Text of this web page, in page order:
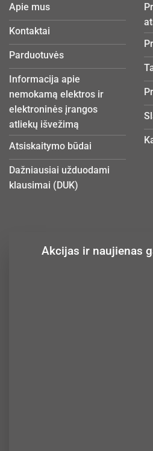
Apie mus
Kontaktai
Parduotuvės
Informacija apie
nemokamą elektros ir
elektroninės įrangos
atliekų išvežimą
Atsiskaitymo būdai
Dažniausiai užduodami
klausimai (DUK)
Akcijas ir naujienas